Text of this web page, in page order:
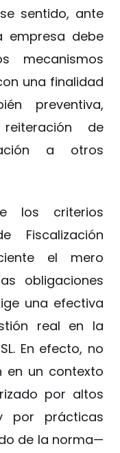
sentido, ante
empresa debe
mecanismos
una finalidad
preventiva,
de
a otros
los criterios
Fiscalización
el mero
obligaciones
una efectiva
real en la
En efecto, no
un contexto
por altos
por prácticas
de la norma—